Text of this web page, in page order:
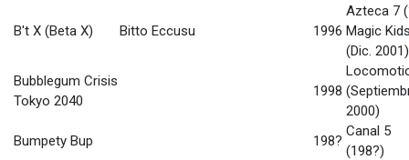
B't X (Beta X) Bitto Eccusu 1996
Azteca 7
Magic
(Dic. 2001)
Bubblegum Crisis
Tokyo 2040
1998
2000)
Bumpety Bup
198?
Canal 5
(198?)